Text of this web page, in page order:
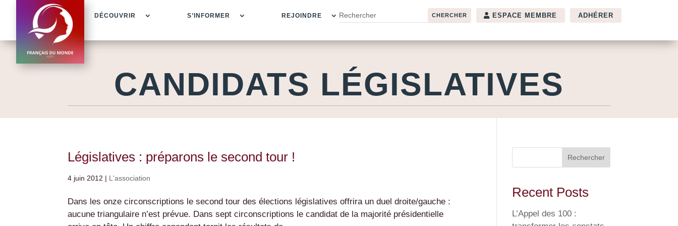
DÉCOUVRIR S’INFORMER REJOINDRE ESPACE MEMBRE ADHÉRER
CANDIDATS LÉGISLATIVES
Législatives : préparons le second tour !
4 juin 2012 | L'association
Dans les onze circonscriptions le second tour des élections législatives offrira un duel droite/gauche :
aucune triangulaire n’est prévue. Dans sept circonscriptions le candidat de la majorité présidentielle
Rechercher
Recent Posts
L’Appel des 100 :